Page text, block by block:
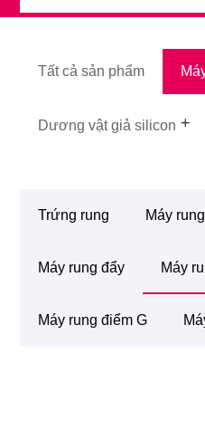
Tất cả sản phẩm
Dương vật giả silicon
Trứng rung Máy
Máy rung đẩy Máy
Máy rung điểm G